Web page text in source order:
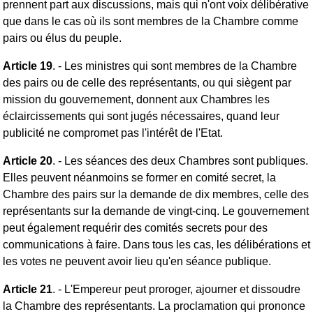
prennent part aux discussions, mais qui n'ont voix délibérative
que dans le cas où ils sont membres de la Chambre comme
pairs ou élus du peuple.
Article 19. - Les ministres qui sont membres de la Chambre
des pairs ou de celle des représentants, ou qui siègent par
mission du gouvernement, donnent aux Chambres les
éclaircissements qui sont jugés nécessaires, quand leur
publicité ne compromet pas l'intérêt de l'Etat.
Article 20. - Les séances des deux Chambres sont publiques.
Elles peuvent néanmoins se former en comité secret, la
Chambre des pairs sur la demande de dix membres, celle des
représentants sur la demande de vingt-cinq. Le gouvernement
peut également requérir des comités secrets pour des
communications à faire. Dans tous les cas, les délibérations et
les votes ne peuvent avoir lieu qu'en séance publique.
Article 21. - L'Empereur peut proroger, ajourner et dissoudre
la Chambre des représentants. La proclamation qui prononce